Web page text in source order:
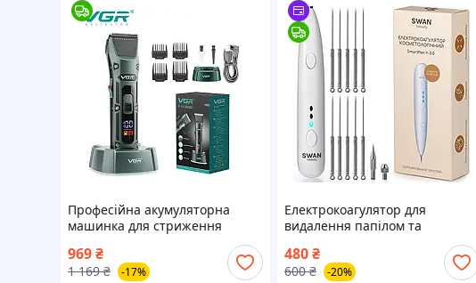
Професійна акумуляторна
машинка для стриження
волосся VGR V-696 з підставкою
і змінними насадками
969₴
1 169 ₴ -17%
Електрокоагулятор для
видалення папілом та
коагулятор Swan Beauty Y-3.0
біла
480₴
600 ₴ -20%